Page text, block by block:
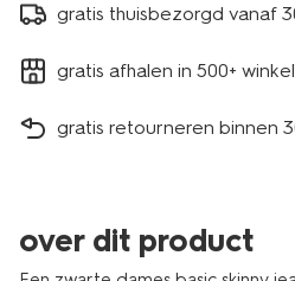
gratis thuisbezorgd vanaf
gratis afhalen in 500+
gratis retourneren binnen
over dit product